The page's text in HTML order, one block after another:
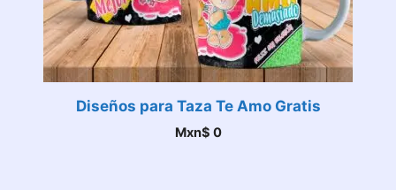
Diseños para Taza Te Amo Gratis
Mxn$ 0